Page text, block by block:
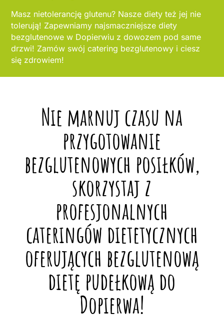
Masz nietolerancję glutenu? Nasze diety też jej nie
tolerują! Zapewniamy najsmaczniejsze diety
bezglutenowe w Dopierwiu z dowozem pod same
drzwi! Zamów swój catering bezglutenowy i ciesz
się zdrowiem!
Nie marnuj czasu na
przygotowanie
bezglutenowych posiłków,
skorzystaj z
profesjonalnych
cateringów dietetycznych
oferujących bezglutenową
dietę pudełkową do
Dopierwa!